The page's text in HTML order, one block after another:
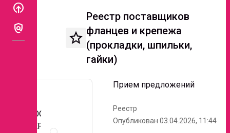
enable
policy
star_border
Реестр поставщиков
фланцев и крепежа
(прокладки, шпильки,
гайки)
ООО СКТ-
СЕРВИС
Прием предложений
Реестр
Опубликован 03.04.2026, 11:44